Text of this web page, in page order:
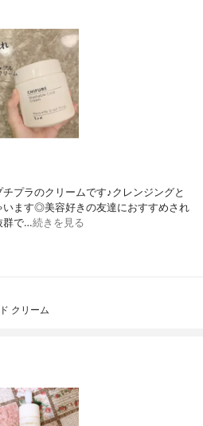
プラのクリームです♪クレンジングと
います◎美容好きの友達におすすめされ
群で…続きを見る
クリーム